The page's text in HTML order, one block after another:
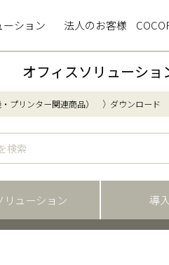
ーション 法人のお客様
オフィスソリューショ
プリンター関連商品） ダウンロード
リューション 導